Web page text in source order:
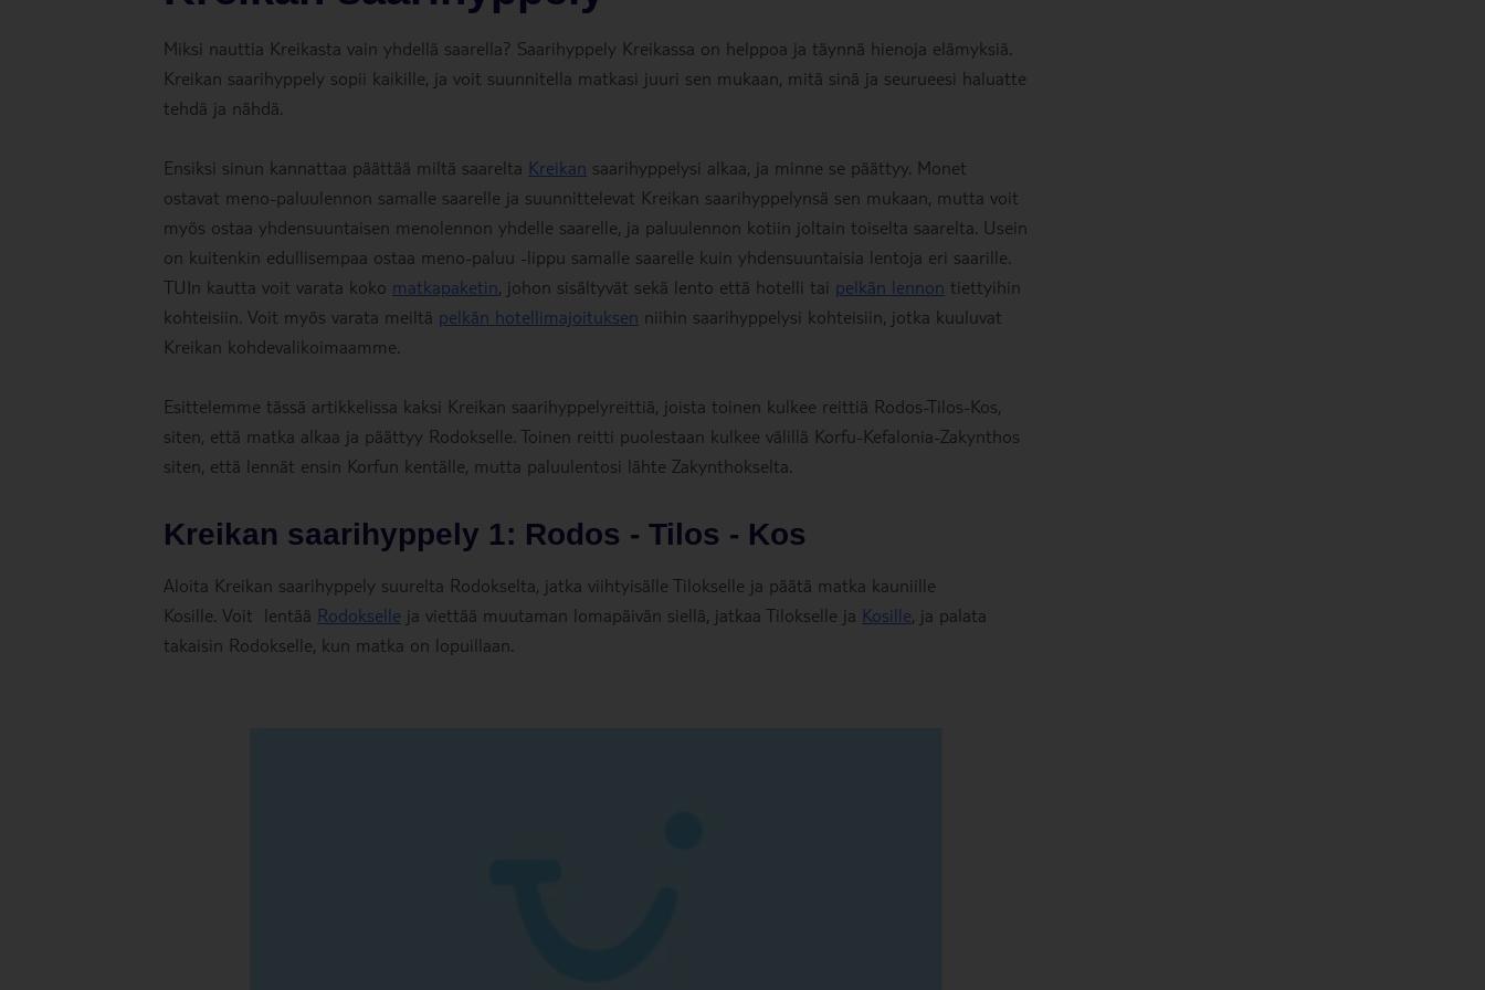
Miksi nauttia Kreikasta vain yhdellä saarella? Saarihyppely Kreikassa on helppoa ja täynnä hienoja elämyksiä.
Kreikan saarihyppely sopii kaikille, ja voit suunnitella matkasi juuri sen mukaan, mitä sinä ja seurueesi haluatte
tehdä ja nähdä.
Ensiksi sinun kannattaa päättää miltä saarelta Kreikan saarihyppelysi alkaa, ja minne se päättyy. Monet
ostavat meno-paluulennon samalle saarelle ja suunnittelevat Kreikan saarihyppelynsä sen mukaan, mutta voit
myös ostaa yhdensuuntaisen menolennon yhdelle saarelle, ja paluulennon kotiin joltain toiselta saarelta. Usein
on kuitenkin edullisempaa ostaa meno-paluu -lippu samalle saarelle kuin yhdensuuntaisia lentoja eri saarille.
TUIn kautta voit varata koko matkapaketin, johon sisältyvät sekä lento että hotelli tai pelkän lennon tiettyihin
kohteisiin. Voit myös varata meiltä pelkän hotellimajoituksen niihin saarihyppelysi kohteisiin, jotka kuuluvat
Kreikan kohdevalikoimaamme.
Esittelemme tässä artikkelissa kaksi Kreikan saarihyppelyreittiä, joista toinen kulkee reittiä Rodos-Tilos-Kos,
siten, että matka alkaa ja päättyy Rodokselle. Toinen reitti puolestaan kulkee välillä Korfu-Kefalonia-Zakynthos
siten, että lennät ensin Korfun kentälle, mutta paluulentosi lähte Zakynthokselta.
Kreikan saarihyppely 1: Rodos - Tilos - Kos
Aloita Kreikan saarihyppely suurelta Rodokselta, jatka viihtyisälle Tilokselle ja päätä matka kauniille
Kosille. Voit lentää Rodokselle ja viettää muutaman lomapäivän siellä, jatkaa Tilokselle ja Kosille, ja palata
takaisin Rodokselle, kun matka on lopuillaan.